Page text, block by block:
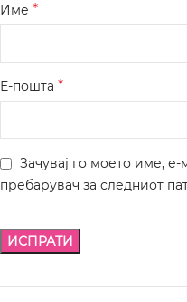
Име *
Е-пошта *
Зачувај го моето име,
пребарувач за следниот